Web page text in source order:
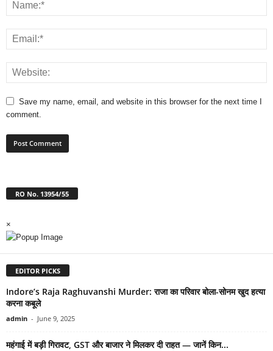
Save my name, email, and website in this browser for the next time I
comment.
RO No. 13954/55
×
EDITOR PICKS
Indore’s Raja Raghuvanshi Murder: राजा का परिवार बोला-सोनम खुद हत्या
करना कबूले
admin - June 9, 2025
महंगाई में बड़ी गिरावट, GST और बाजार ने मिलकर दी राहत — जानें किन...